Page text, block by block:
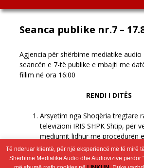
Seanca publike nr.7 –
Agjencia për shërbime mediatike audio
seancën e 7-të publike e mbajti me
fillim në ora 16:00
RENDI I DITËS
Arsyetim nga Shoqëria tregtare
televizioni IRIS SHPK Shtip, për
mediumit lidhur me procedurën
marrjen e lejes.
Të ndryshme
Të nderuar klientë, për një eksperiencë më të mirë
Shërbime Mediatike Audio dhe Audiovizive përdor